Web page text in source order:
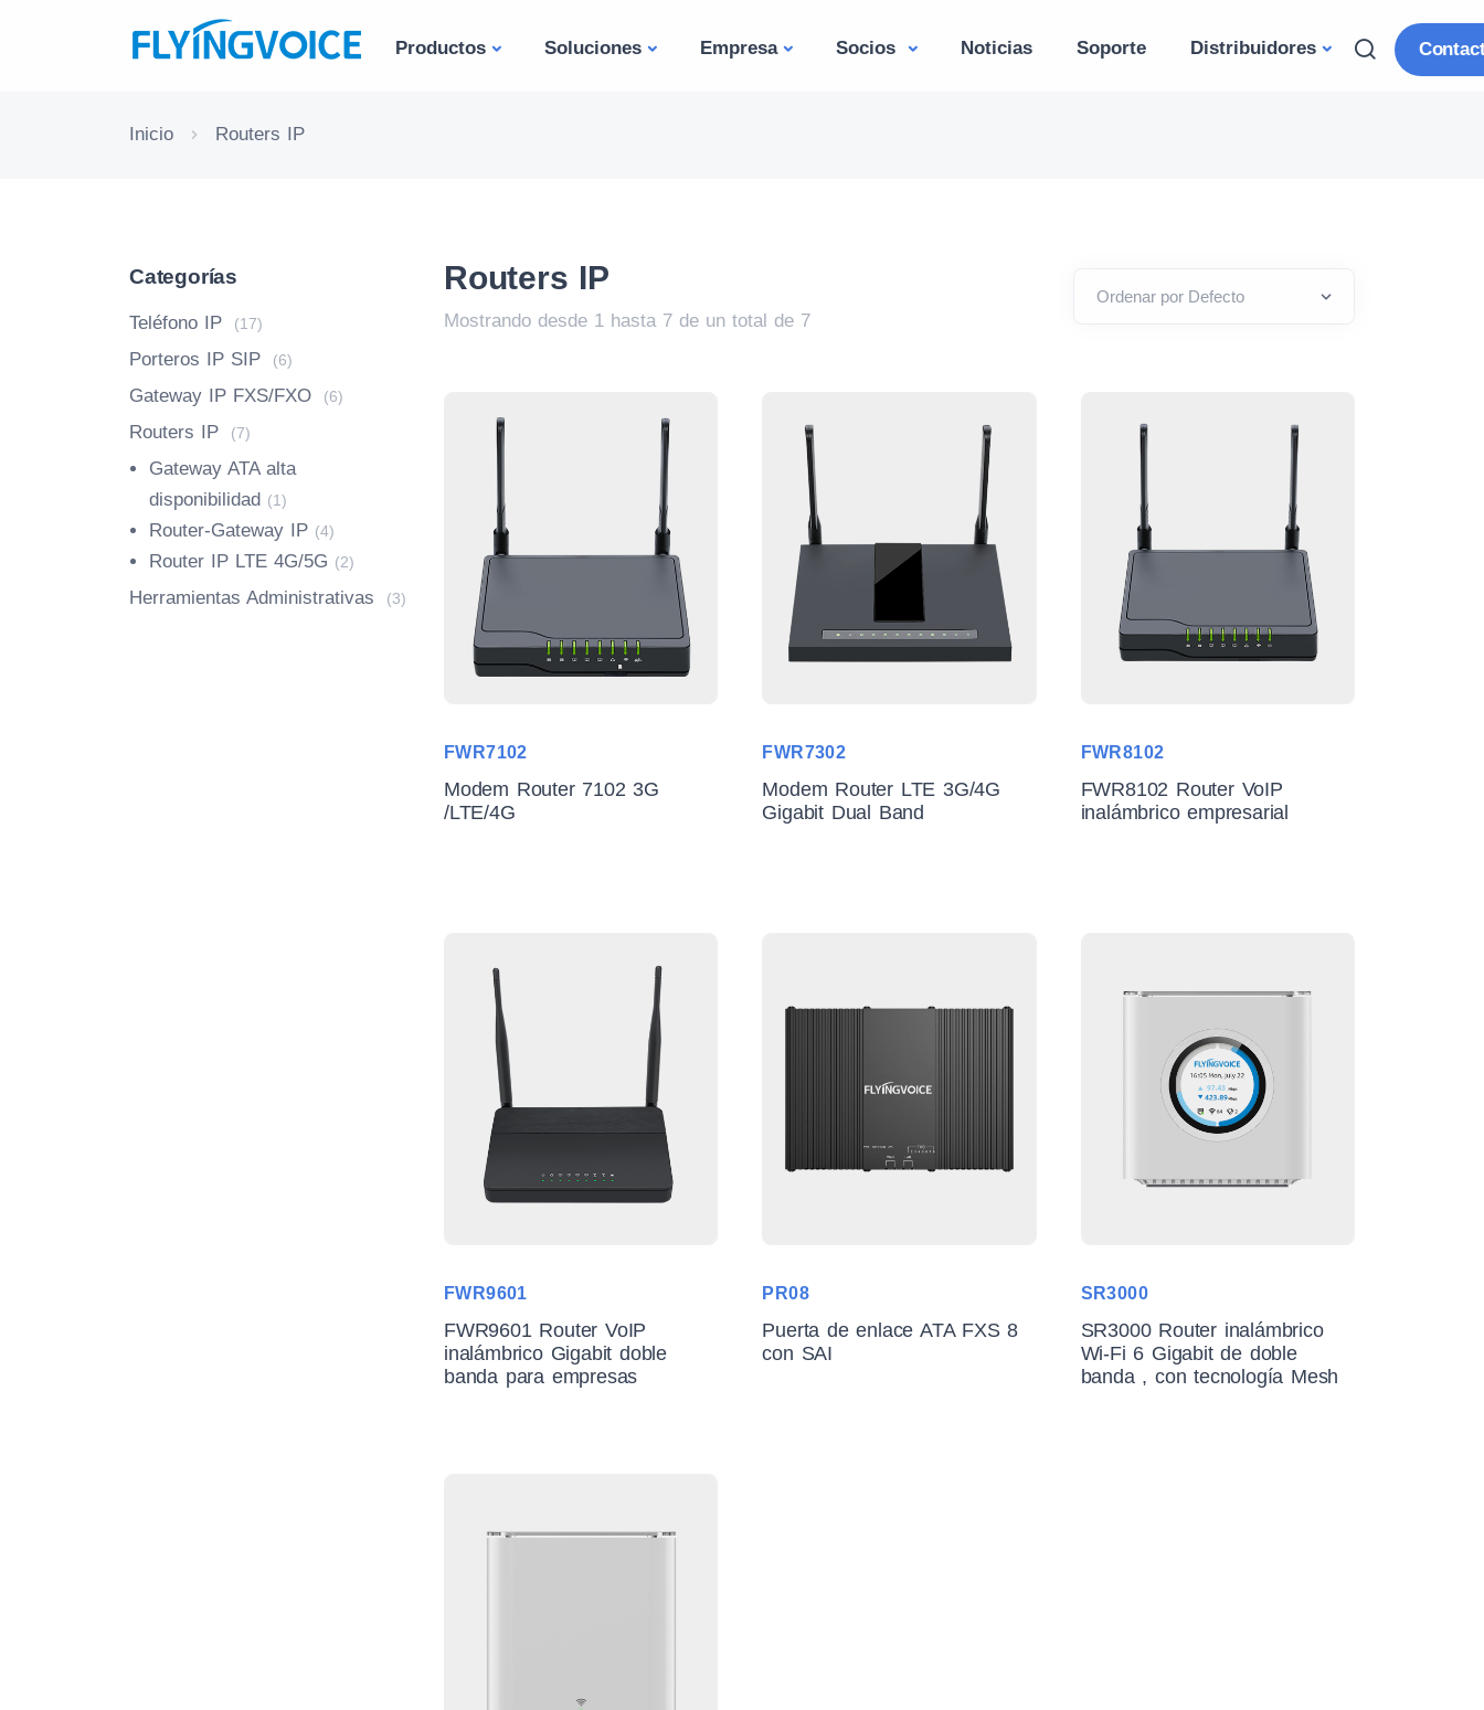
Productos Soluciones Empresa Socios Noticias Soporte Distribuidores
Inicio Routers IP
Routers IP
Mostrando desde 1 hasta 7 de un total de 7
FWR7102
Modem Router 7102 3G
/LTE/4G
FWR7302
Modem Router LTE 3G/4G
Gigabit Dual Band
FWR8102
FWR8102 Router VoIP
inalámbrico empresarial
FWR9601
FWR9601 Router VoIP
inalámbrico Gigabit doble
banda para empresas
PR08
Puerta de enlace ATA FXS 8
con SAI
SR3000
SR3000 Router inalámbrico
Wi-Fi 6 Gigabit de doble
banda , con tecnología Mesh
Categorías
Teléfono IP (17)
Porteros IP SIP (6)
Gateway IP FXS/FXO (6)
Routers IP (7)
Gateway ATA alta
disponibilidad (1)
Router-Gateway IP (4)
Router IP LTE 4G/5G (2)
Herramientas Administrativas (3)